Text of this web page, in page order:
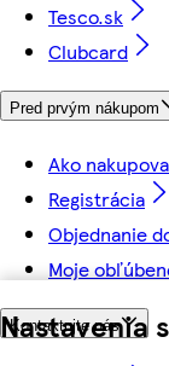
Nastavenia
Tesco.sk
Clubcard
Pred prvým nákupom
Ako
Registrácia
Objednanie
Moje
Kontaktujte nás